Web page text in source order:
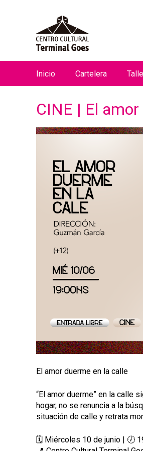
CINE | El
El amor duerme en la calle
“El amor duerme” en la calle
hogar, no se renuncia a la
situación de calle y retrata
🗓️ Miércoles 10 de junio | 🕖
n
ú
p
Inicio Cartelera